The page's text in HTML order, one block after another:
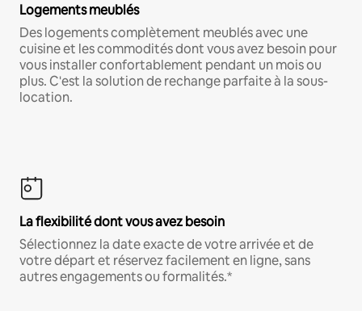
Logements meublés
Des logements complètement meublés avec une
cuisine et les commodités dont vous avez besoin pour
vous installer confortablement pendant un mois ou
plus. C'est la solution de rechange parfaite à la sous-
location.
La flexibilité dont vous avez besoin
Sélectionnez la date exacte de votre arrivée et de
votre départ et réservez facilement en ligne, sans
autres engagements ou formalités.*